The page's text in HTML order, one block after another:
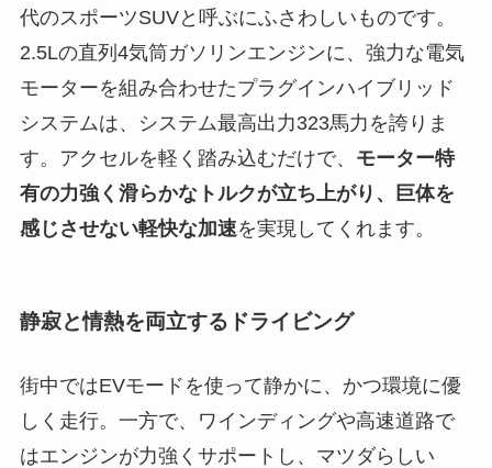
代のスポーツSUVと呼ぶにふさわしいものです。
2.5Lの直列4気筒ガソリンエンジンに、強力な電気
モーターを組み合わせたプラグインハイブリッド
システムは、システム最高出力323馬力を誇りま
す。アクセルを軽く踏み込むだけで、 モーター特
有の力強く滑らかなトルクが立ち上がり、巨体を
感じさせない軽快な加速を実現してくれます。
静寂と情熱を両立するドライビング
街中ではEVモードを使って静かに、かつ環境に優
しく走行。一方で、ワインディングや高速道路で
はエンジンが力強くサポートし、マツダらしい